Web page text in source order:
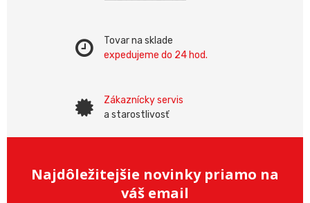
Tovar na sklade
expedujeme do 24 hod.
Zákaznícky servis
a starostlivosť
Najdôležitejšie novinky priamo na
váš email